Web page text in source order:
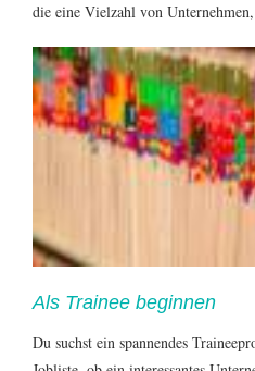
die eine Vielzahl von
Als Trainee beginnen
Du suchst ein spannendes